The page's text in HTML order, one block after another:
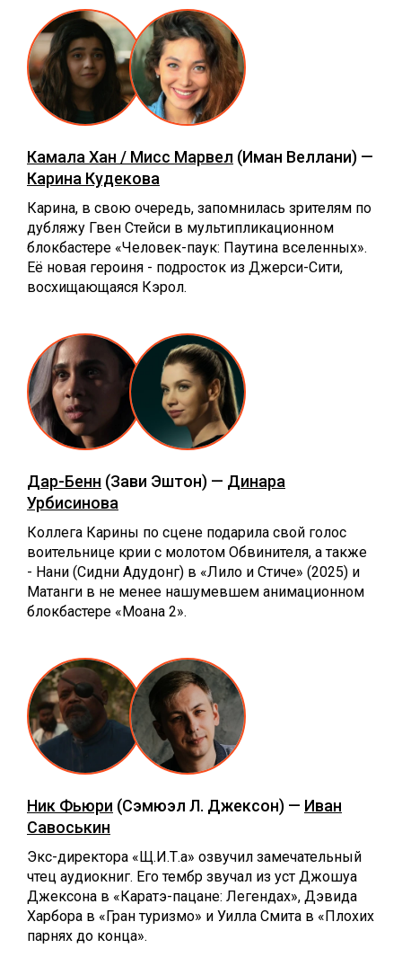
Камала Хан / Мисс Марвел (Иман Веллани) —
Карина Кудекова
Карина, в свою очередь, запомнилась зрителям по
дубляжу Гвен Стейси в мультипликационном
блокбастере «Человек-паук: Паутина вселенных».
Её новая героиня - подросток из Джерси-Сити,
восхищающаяся Кэрол.
Дар-Бенн (Зави Эштон) — Динара
Урбисинова
Коллега Карины по сцене подарила свой голос
воительнице крии с молотом Обвинителя, а также
- Нани (Сидни Адудонг) в «Лило и Стиче» (2025) и
Матанги в не менее нашумевшем анимационном
блокбастере «Моана 2».
Ник Фьюри (Сэмюэл Л. Джексон) — Иван
Савоськин
Экс-директора «Щ.И.Т.а» озвучил замечательный
чтец аудиокниг. Его тембр звучал из уст Джошуа
Джексона в «Каратэ-пацане: Легендах», Дэвида
Харбора в «Гран туризмо» и Уилла Смита в «Плохих
парнях до конца».